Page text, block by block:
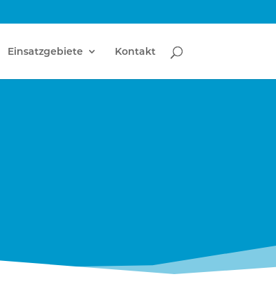
Einsatzgebiete Kontakt